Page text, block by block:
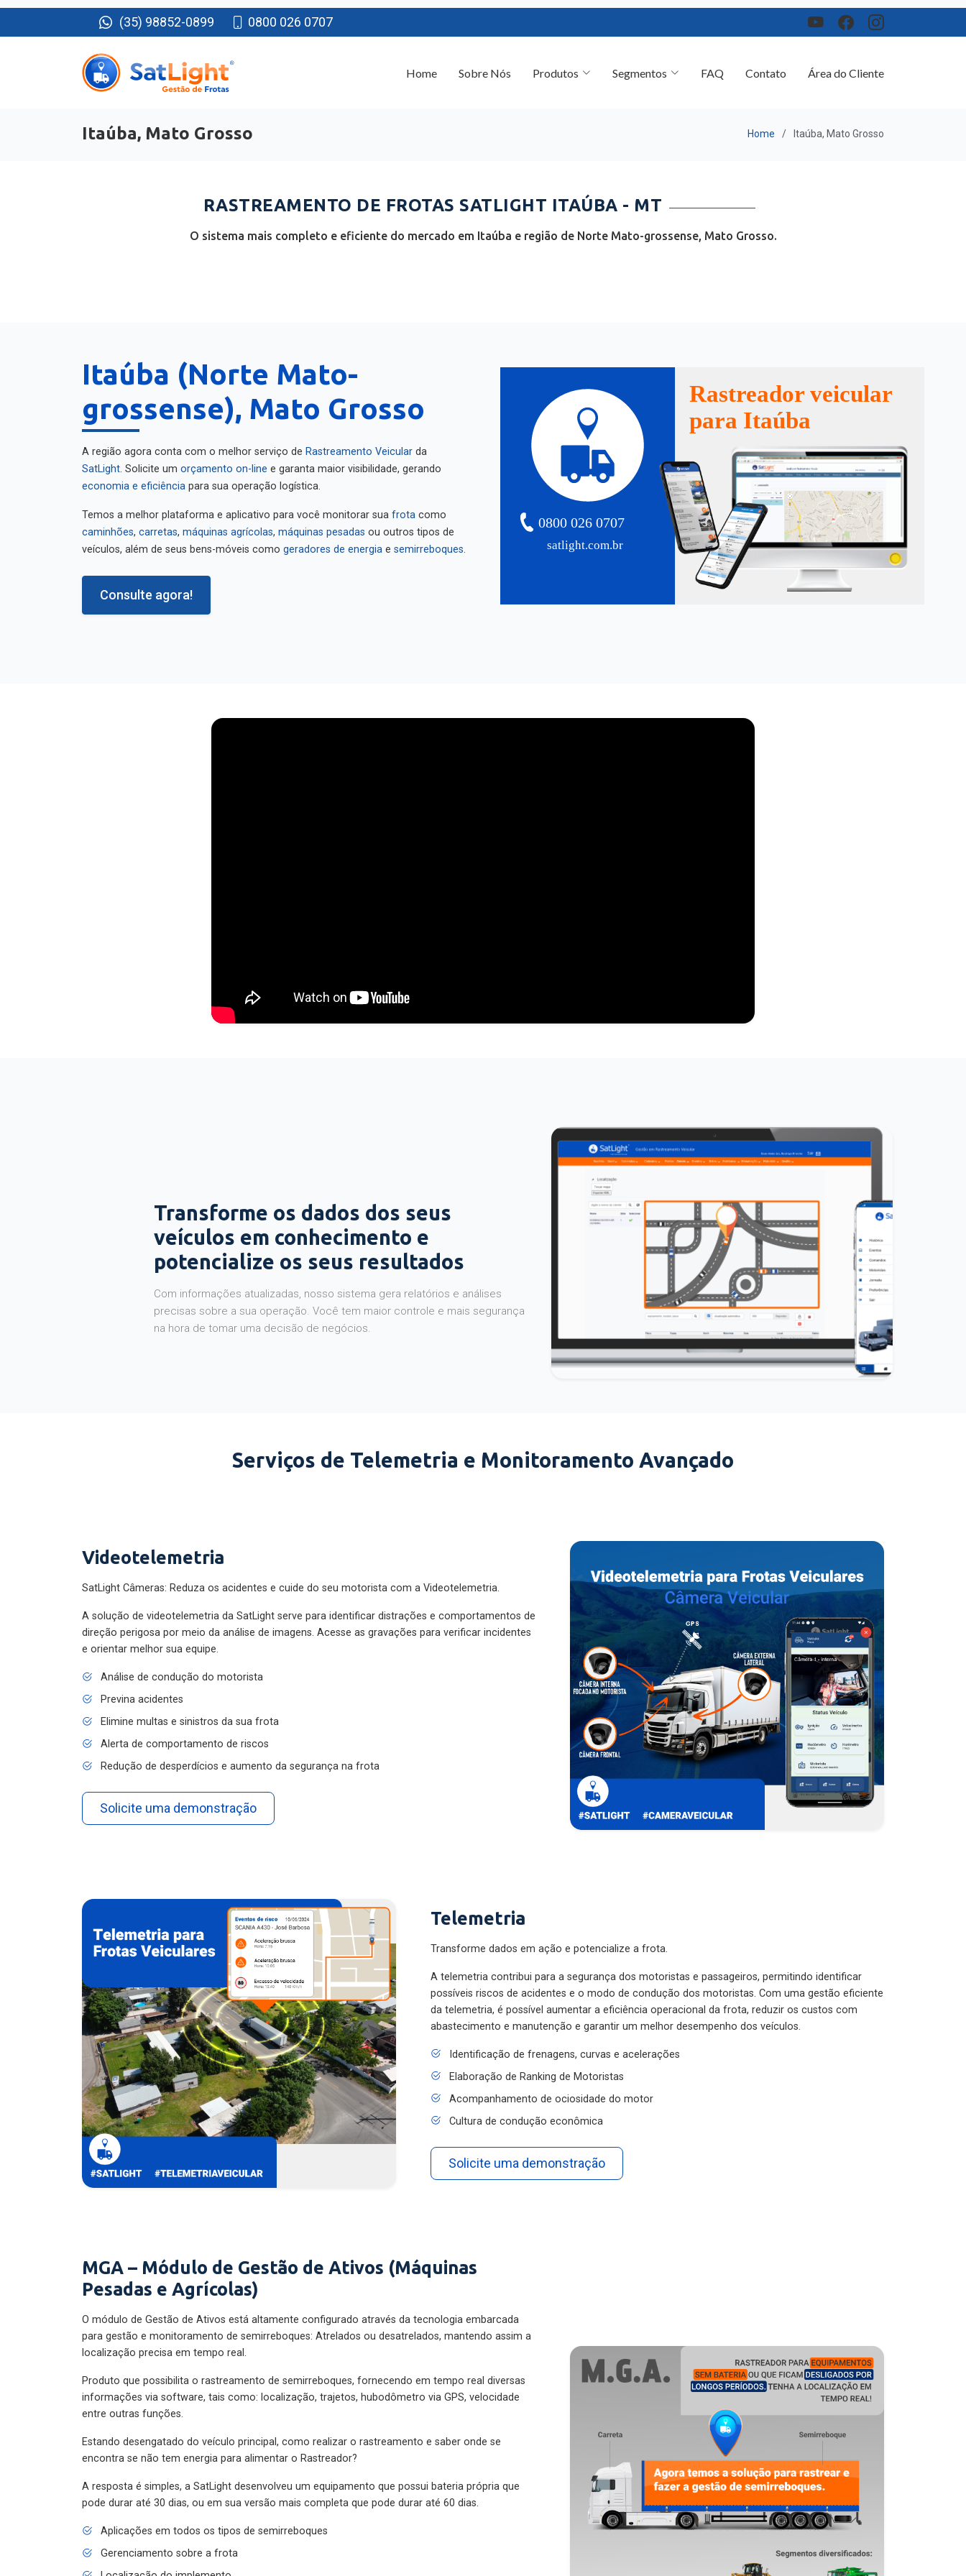
(35) 98852-0899 0800 026 0707
Área do Cliente
Itaúba, Mato Grosso Home Itaúba, Mato Grosso
RASTREAMENTO DE FROTAS SATLIGHT ITAÚBA - MT
O sistema mais completo e eficiente do mercado em Itaúba e região de Norte Mato-grossense, Mato Grosso.
Itaúba (Norte Mato-
grossense), Mato Grosso
A região agora conta com o melhor serviço de Rastreamento Veicular
da
SatLight . Solicite um orçamento on-line
e garanta maior visibilidade, gerando
economia e eficiência
para sua operação logística.
Temos a melhor plataforma e aplicativo para você monitorar sua frota
caminhões
carretas máquinas agrícolas máquinas pesadas
ou outros tipos de
veículos, além de seus bens-móveis como
geradores de energia semirreboques
Consulte agora!
satlight.com.br
0800 026 0707
Rastreador veicular
para Itaúba
Transforme os dados dos seus
veículos em conhecimento e
potencialize os seus resultados
Com informações atualizadas, nosso sistema gera relatórios e análises
precisas sobre a sua operação. Você tem maior controle e mais segurança
na hora de tomar uma decisão de negócios.
Serviços de Telemetria e Monitoramento Avançado
Videotelemetria
SatLight Câmeras: Reduza os acidentes e cuide do seu motorista com a Videotelemetria.
A solução de videotelemetria da SatLight serve para identificar distrações e comportamentos de
direção perigosa por meio da análise de imagens. Acesse as gravações para verificar incidentes
e orientar melhor sua equipe.
Análise de condução do motorista
Previna acidentes
Elimine multas e sinistros da sua frota
Alerta de comportamento de riscos
Redução de desperdícios e aumento da segurança na frota
Solicite uma demonstração
Telemetria
Transforme dados em ação e potencialize a frota.
A telemetria contribui para a segurança dos motoristas e passageiros, permitindo identificar
possíveis riscos de acidentes e o modo de condução dos motoristas. Com uma gestão eficiente
da telemetria, é possível aumentar a eficiência operacional da frota, reduzir os custos com
abastecimento e manutenção e garantir um melhor desempenho dos veículos.
Identificação de frenagens, curvas e acelerações
Elaboração de Ranking de Motoristas
Acompanhamento de ociosidade do motor
Cultura de condução econômica
Solicite uma demonstração
MGA – Módulo de Gestão de Ativos (Máquinas
Pesadas e Agrícolas)
O módulo de Gestão de Ativos está altamente configurado através da tecnologia embarcada
para gestão e monitoramento de semirreboques: Atrelados ou desatrelados, mantendo assim a
localização precisa em tempo real.
Produto que possibilita o rastreamento de semirreboques, fornecendo em tempo real diversas
informações via software, tais como: localização, trajetos, hubodômetro via GPS, velocidade
entre outras funções.
Estando desengatado do veículo principal, como realizar o rastreamento e saber onde se
encontra se não tem energia para alimentar o Rastreador?
A resposta é simples, a SatLight desenvolveu um equipamento que possui bateria própria que
pode durar até 30 dias, ou em sua versão mais completa que pode durar até 60 dias.
Aplicações em todos os tipos de semirreboques
Gerenciamento sobre a frota
Localização do implemento